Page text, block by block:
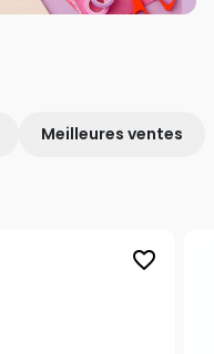
Meilleures ventes
favorite_border